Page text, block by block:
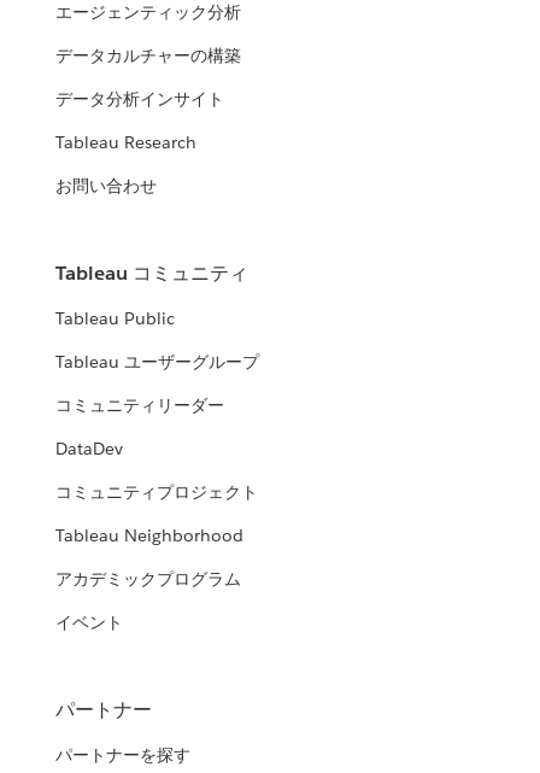
エージェンティック分析
データカルチャーの構築
データ分析インサイト
Tableau Research
お問い合わせ
Tableau コミュニティ
Tableau Public
Tableau ユーザーグループ
コミュニティリーダー
DataDev
コミュニティプロジェクト
Tableau Neighborhood
アカデミックプログラム
イベント
パートナー
パートナーを探す